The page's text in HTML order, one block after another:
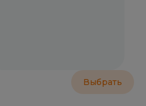
Выбрать